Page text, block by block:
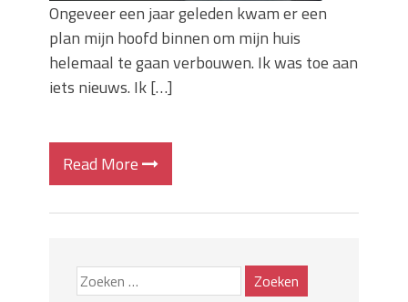
Ongeveer een jaar geleden kwam er een
plan mijn hoofd binnen om mijn huis
helemaal te gaan verbouwen. Ik was toe aan
iets nieuws. Ik […]
Read More